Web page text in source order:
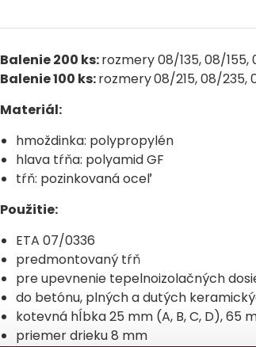
Balenie 200 ks:rozmery 08/135, 08/155,
Balenie 100 ks:rozmery08/215, 08/235,
Materiál:
hmoždinka: polypropylén
hlava tŕňa: polyamid GF
tŕň: pozinkovaná oceľ
Použitie:
ETA 07/0336
predmontovaný tŕň
pre upevnenie tepelnoizolačných
do betónu, plných a dutých
kotevná hĺbka 25 mm (A, B, C, D), 65
priemer drieku 8 mm